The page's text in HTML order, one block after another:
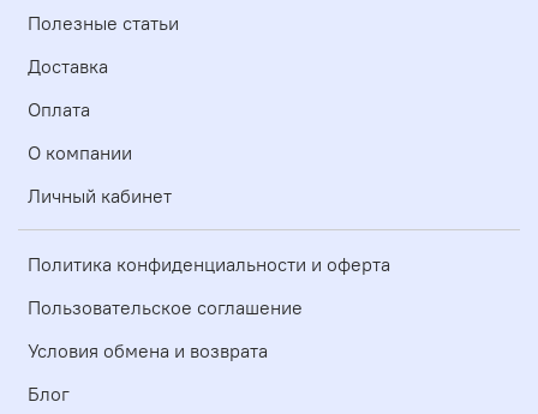
Полезные статьи
Доставка
Оплата
О компании
Личный кабинет
Политика конфиденциальности и оферта
Пользовательское соглашение
Условия обмена и возврата
Блог